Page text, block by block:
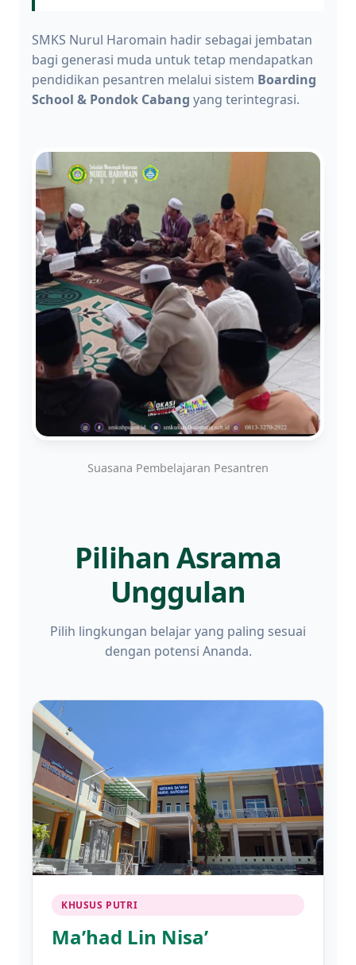
SMKS Nurul Haromain hadir sebagai jembatan
bagi generasi muda untuk tetap mendapatkan
pendidikan pesantren melalui sistem Boarding
School & Pondok Cabang yang terintegrasi.
Suasana Pembelajaran Pesantren
Pilihan Asrama
Unggulan
Pilih lingkungan belajar yang paling sesuai
dengan potensi Ananda.
KHUSUS PUTRI
Ma’had Lin Nisa’